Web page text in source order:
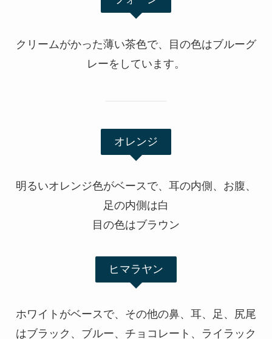
クリームがかった薄い茶色で、目の色はブルーグ
レーをしています。
オレンジ
明るいオレンジ色がベースで、耳の内側、お腹、
足の内側は白
目の色はブラウン
ヒマラヤン
ホワイトがベースで、その他の鼻、耳、足、尻尾
はブラック、ブルー、チョコレート、ライラック